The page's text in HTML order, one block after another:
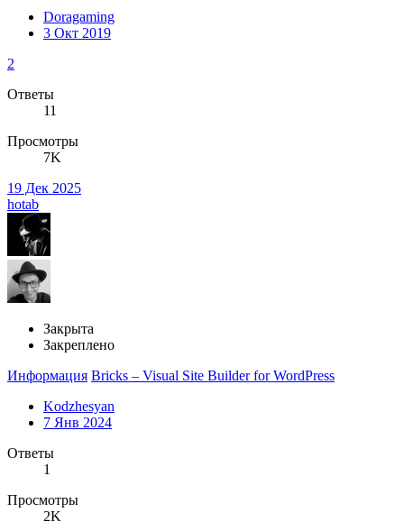
Doragaming
3 Окт 2019
2
Ответы
11
Просмотры
7K
19 Дек 2025
hotab
Закрыта
Закреплено
Информация Bricks – Visual Site Builder for WordPress
Kodzhesyan
7 Янв 2024
Ответы
1
Просмотры
2K